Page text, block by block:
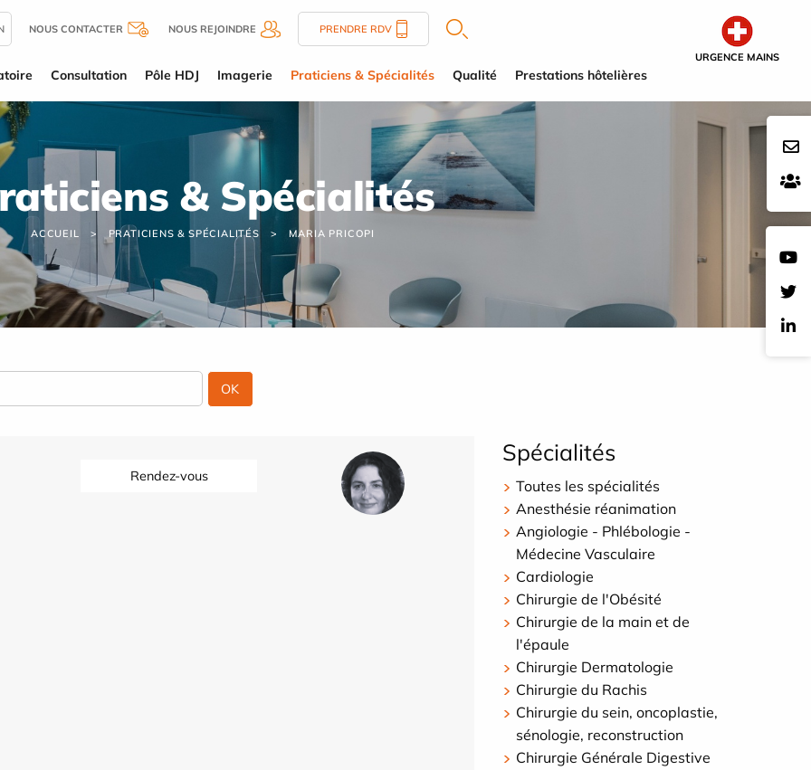
URGENCE MAINS
NOUS CONTACTER NOUS REJOINDRE PRENDRE RDV
Consultation Pôle HDJ Imagerie Praticiens & Spécialités Qualité Prestations hôtelières
& Spécialités
ACCUEIL PRATICIENS & SPÉCIALITÉS MARIA PRICOPI
Rendez-vous
Spécialités
Toutes les spécialités
Anesthésie réanimation
Angiologie - Phlébologie -
Médecine Vasculaire
Cardiologie
Chirurgie de l'Obésité
Chirurgie de la main et de
l'épaule
Chirurgie Dermatologie
Chirurgie du Rachis
Chirurgie du sein, oncoplastie,
sénologie, reconstruction
Chirurgie Générale Digestive